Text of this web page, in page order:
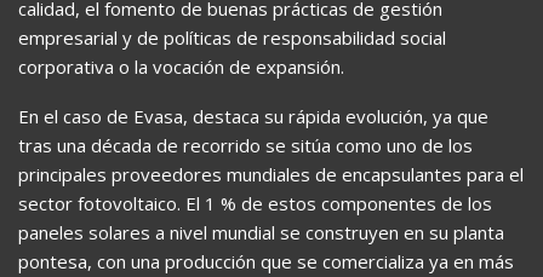
calidad, el fomento de buenas prácticas de gestión
empresarial y de políticas de responsabilidad social
corporativa o la vocación de expansión.
En el caso de Evasa, destaca su rápida evolución, ya que
tras una década de recorrido se sitúa como uno de los
principales proveedores mundiales de encapsulantes para el
sector fotovoltaico. El 1 % de estos componentes de los
paneles solares a nivel mundial se construyen en su planta
pontesa, con una producción que se comercializa ya en más